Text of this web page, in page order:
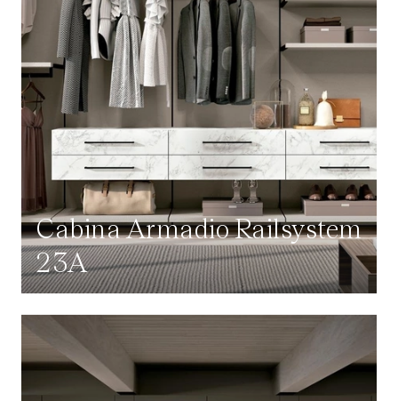
Cabina Armadio Railsystem
23A